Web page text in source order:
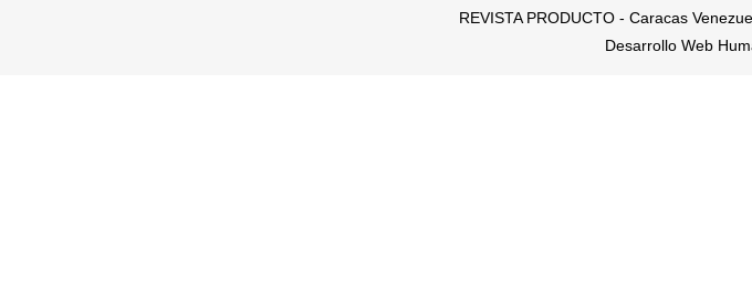
REVISTA PRODUCTO - Caracas
Desarrollo Web